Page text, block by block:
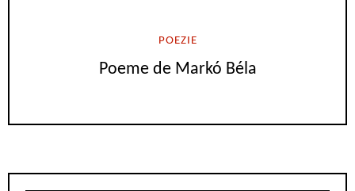
POEZIE
Poeme de Markó Béla